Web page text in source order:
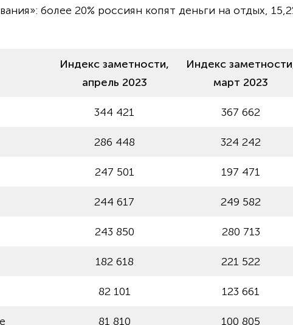
более 20% россиян копят деньги на отдых,
Индекс заметности,
апрель 2023
Индекс
март 2023
344 421 367 662
286 448 324 242
247 501 197 471
244 617 249 582
243 850 280 713
182 618 221 522
82 101 123 661
81 810 100 805